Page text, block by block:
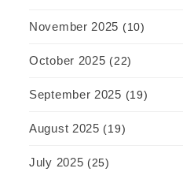
November 2025 (10)
October 2025 (22)
September 2025 (19)
August 2025 (19)
July 2025 (25)